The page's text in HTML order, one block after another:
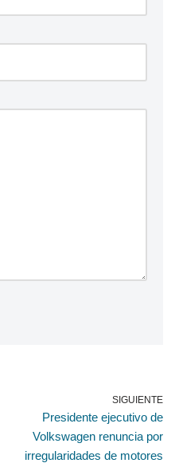
SIGUIENTE
Presidente ejecutivo de
Volkswagen renuncia por
irregularidades de motores